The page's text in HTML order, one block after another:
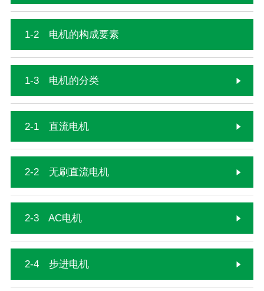
1-2 电机的构成要素
1-3 电机的分类
2-1 直流电机
2-2 无刷直流电机
2-3 AC电机
2-4 步进电机